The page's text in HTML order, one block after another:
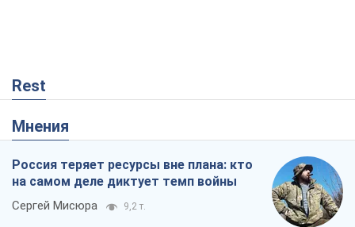
Rest
Мнения
Россия теряет ресурсы вне плана: кто
на самом деле диктует темп войны
Сергей Мисюра 9,2 т.